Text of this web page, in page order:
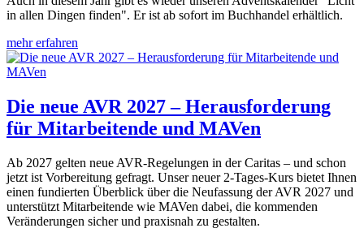
in allen Dingen finden". Er ist ab sofort im Buchhandel erhältlich.
mehr erfahren
Die neue AVR 2027 – Herausforderung
für Mitarbeitende und MAVen
Ab 2027 gelten neue AVR-Regelungen in der Caritas – und schon
jetzt ist Vorbereitung gefragt. Unser neuer 2-Tages-Kurs bietet Ihnen
einen fundierten Überblick über die Neufassung der AVR 2027 und
unterstützt Mitarbeitende wie MAVen dabei, die kommenden
Veränderungen sicher und praxisnah zu gestalten.